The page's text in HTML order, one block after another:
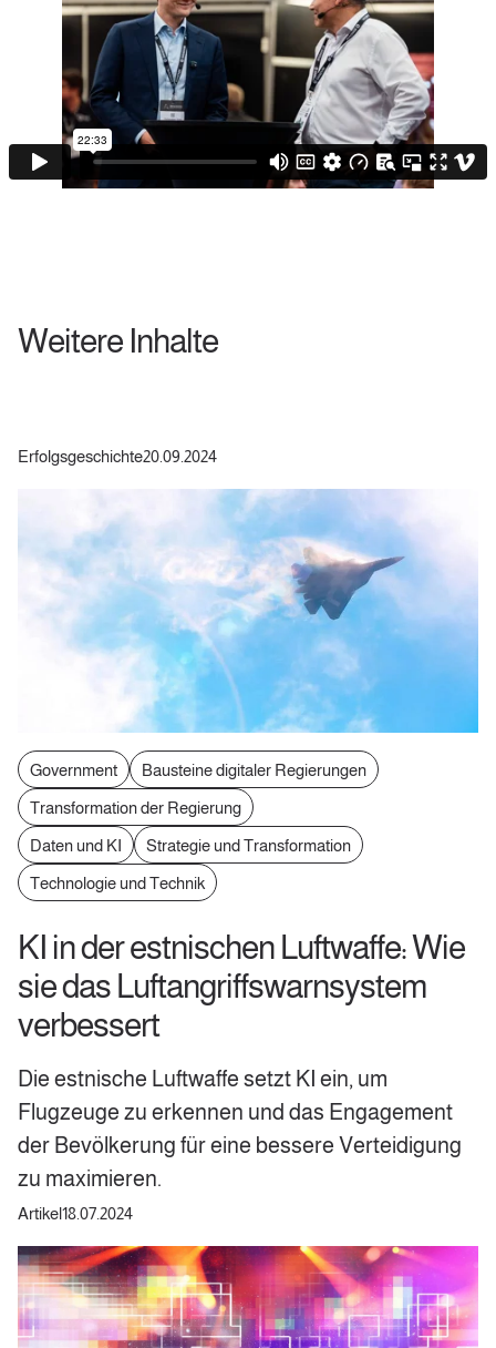
Weitere Inhalte
Erfolgsgeschichte20.09.2024
Government
Bausteine digitaler Regierungen
Transformation der Regierung
Daten und KI
Strategie und Transformation
Technologie und Technik
KI in der estnischen Luftwaffe: Wie
sie das Luftangriffswarnsystem
verbessert
Die estnische Luftwaffe setzt KI ein, um
Flugzeuge zu erkennen und das Engagement
der Bevölkerung für eine bessere Verteidigung
zu maximieren.
Artikel18.07.2024